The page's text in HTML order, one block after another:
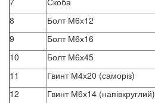
8
Болт М6х12
9
Болт М6х16
10
Болт М6х45
11
Гвинт М4х20 (саморіз)
12
Гвинт М6х14 (напівкруглий)